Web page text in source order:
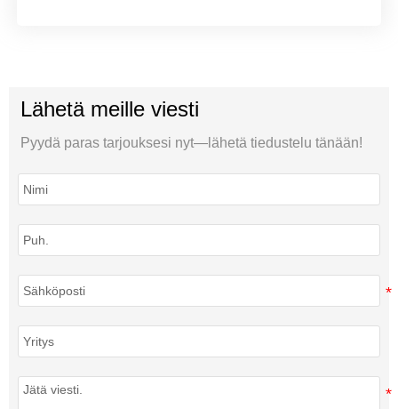
Lähetä meille viesti
Pyydä paras tarjouksesi nyt—lähetä tiedustelu tänään!